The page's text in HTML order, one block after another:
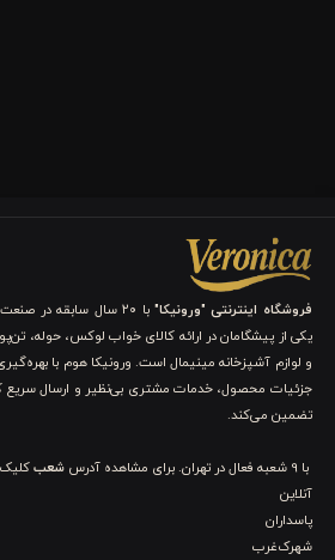
فروشگاه اینترنتی "ورونیکا"
با ۲۰ سال سابقه در
یکی از پیشگامان در ارائه کالای خواب لوکس، حوله،
و لوازم آشپزخانه مینیمال است. ورونیکا هوم با
جزئیات محصول، خدمات مشتری بی‌نظیر و ارسال سریع
تضمین می‌کند.
با 9 شعبه فعال در تهران. برای مشاهده آدرس شعب
آنلاین
پاسداران
شهرک‌غرب